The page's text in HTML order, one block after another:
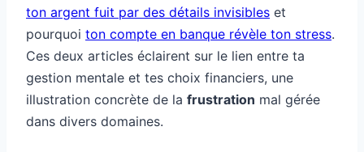
ton argent fuit par des détails invisibles et
pourquoi ton compte en banque révèle ton stress.
Ces deux articles éclairent sur le lien entre ta
gestion mentale et tes choix financiers, une
illustration concrète de la frustration mal gérée
dans divers domaines.